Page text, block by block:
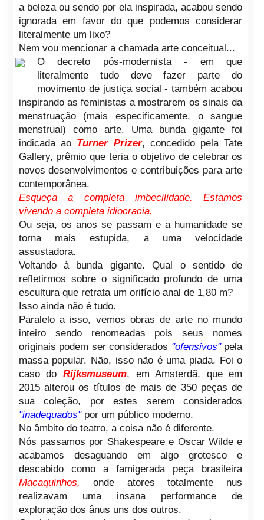
a beleza ou sendo por ela inspirada, acabou sendo
ignorada em favor do que podemos considerar
literalmente um lixo?
Nem vou mencionar a chamada arte conceitual...
O decreto pós-modernista - em que
literalmente tudo deve fazer parte do
movimento de justiça social - também acabou
inspirando as feministas a mostrarem os sinais da
menstruação (mais especificamente, o sangue
menstrual) como arte. Uma bunda gigante foi
indicada ao Turner Prizer, concedido pela Tate
Gallery, prêmio que teria o objetivo de celebrar os
novos desenvolvimentos e contribuições para arte
contemporânea.
Esqueça a completa imbecilidade. Estamos
vivendo a completa idiocracia.
Ou seja, os anos se passam e a humanidade se
torna mais estupida, a uma velocidade
assustadora.
Voltando à bunda gigante. Qual o sentido de
refletirmos sobre o significado profundo de uma
escultura que retrata um orifício anal de 1,80 m?
Isso ainda não é tudo.
Paralelo a isso, vemos obras de arte no mundo
inteiro sendo renomeadas pois seus nomes
originais podem ser considerados "ofensivos"pela
massa popular. Não, isso não é uma piada. Foi o
caso do Rijksmuseum, em Amsterdã, que em
2015 alterou os títulos de mais de 350 peças de
sua coleção, por estes serem considerados
"inadequados"por um público moderno.
No âmbito do teatro, a coisa não é diferente.
Nós passamos por Shakespeare e Oscar Wilde e
acabamos desaguando em algo grotesco e
descabido como a famigerada peça brasileira
Macaquinhos, onde atores totalmente nus
realizavam uma insana performance de
exploração dos ânus uns dos outros.